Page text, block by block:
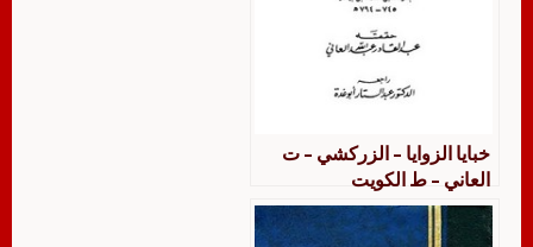
خبايا الزوايا – الزركشي – ت
العاني – ط الكويت